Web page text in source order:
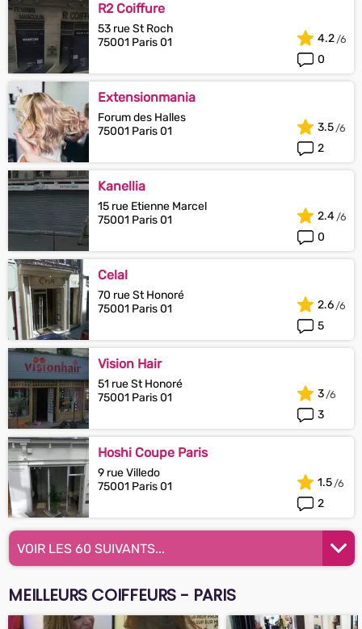
R2 Coiffure
53 rue St Roch
75001 Paris 01
0
4.2
Extensionmania
Forum des Halles
75001 Paris 01
2
3.5
Kanellia
15 rue Etienne Marcel
75001 Paris 01
0
2.4
Celal
70 rue St Honoré
75001 Paris 01
5
2.6
Vision Hair
51 rue St Honoré
75001 Paris 01
3
3
Hoshi Coupe Paris
9 rue Villedo
75001 Paris 01
2
1.5
VOIR LES 60 SUIVANTS...
MEILLEURS COIFFEURS - PARIS